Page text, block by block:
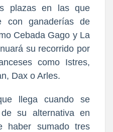
plazas en las que
con ganaderías de
Cebada Gago y La
su recorrido por
como Istres,
Dax o Arles.
llega cuando se
su alternativa en
haber sumado tres